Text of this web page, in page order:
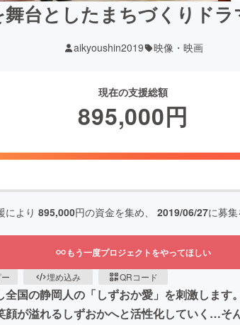
台としたまちづくりドラ
aikyoushin2019 映像・映画
現在の支援総額
895,000円
により 895,000円の資金を集め、 2019/06/27に募
もう一度プロジェクトをやってほしい
埋め込み QRコード
国の静岡人の「しずおか愛」を刺激しま
が溢れるしずおかへと活性化していく…そ